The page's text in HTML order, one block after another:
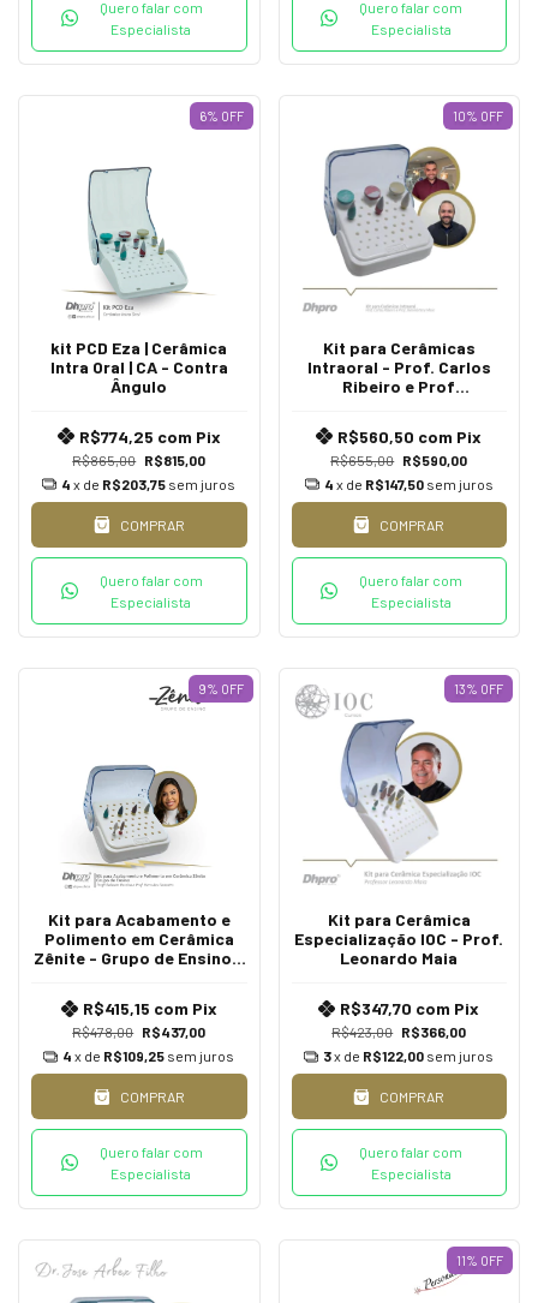
Quero falar com
Especialista
Quero falar com
Especialista
6% OFF
kit PCD Eza | Cerâmica
Intra Oral | CA - Contra
Ângulo
R$865,00 R$815,00
R$774,25 com Pix
4 x de R$203,75 sem juros
COMPRAR
Quero falar com
Especialista
10% OFF
Kit para Cerâmicas
Intraoral - Prof. Carlos
Ribeiro e Prof
R$655,00 R$590,00
R$560,50 com Pix
4 x de R$147,50 sem juros
COMPRAR
Quero falar com
Especialista
9% OFF
Kit para Acabamento e
Polimento em Cerâmica
Zênite - Grupo de Ensino /
Hercules Camatta
R$478,00 R$437,00
R$415,15 com Pix
4 x de R$109,25 sem juros
COMPRAR
Quero falar com
Especialista
13% OFF
Kit para Cerâmica
Especialização IOC - Prof.
Leonardo Maia
R$423,00 R$366,00
R$347,70 com Pix
3x de R$122,00 sem juros
COMPRAR
Quero falar com
Especialista
11% OFF